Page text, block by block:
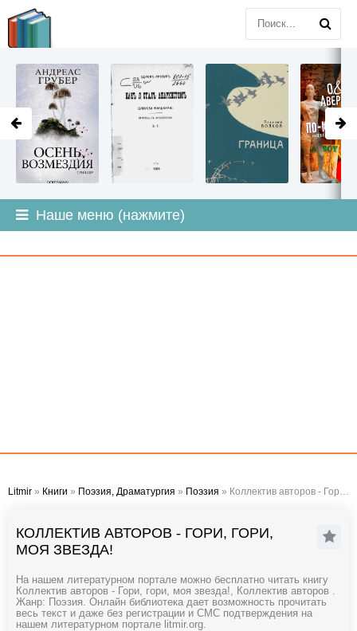
Наше меню (нажмите)
Litmir » Книги » Поэзия, Драматургия » Поэзия » Коллектив авторов - Гори, гори, моя звезда!
КОЛЛЕКТИВ АВТОРОВ - ГОРИ, ГОРИ,
МОЯ ЗВЕЗДА!
На нашем литературном портале можно бесплатно читать книгу
Коллектив авторов - Гори, гори, моя звезда!, Коллектив авторов .
Жанр: Поэзия. Онлайн библиотека дает возможность прочитать
весь текст и даже без регистрации и СМС подтверждения на
нашем литературном портале litmir.org.
LITMIR.ORG